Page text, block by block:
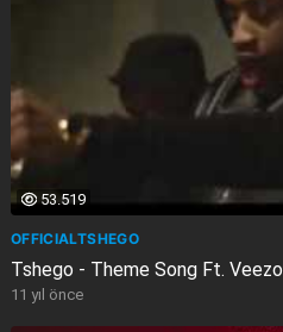
53.519
OFFICIALTSHEGO
Tshego - Theme Song Ft. Veezo
11 yıl önce